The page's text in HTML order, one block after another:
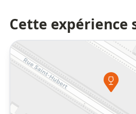
Cette expérience